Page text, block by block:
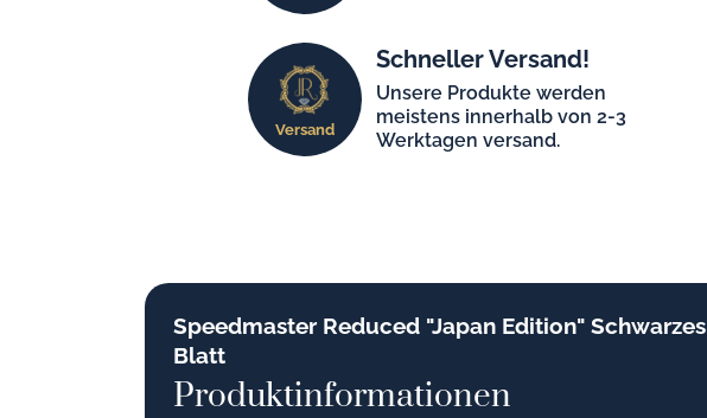
Versand
Schneller Versand!
Unsere Produkte werden
meistens innerhalb von 2-3
Werktagen versand.
Speedmaster Reduced "Japan Edition" Schwarzes
Blatt
Produktinformationen